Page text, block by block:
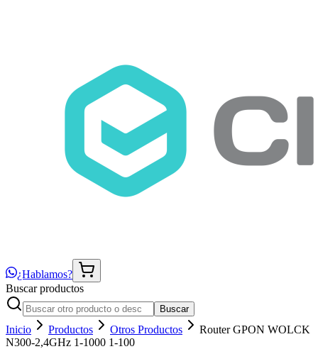
¿Hablamos?
Buscar productos
Buscar
Inicio Productos Otros Productos
Router GPON WOLCK
N300-2,4GHz 1-1000 1-100